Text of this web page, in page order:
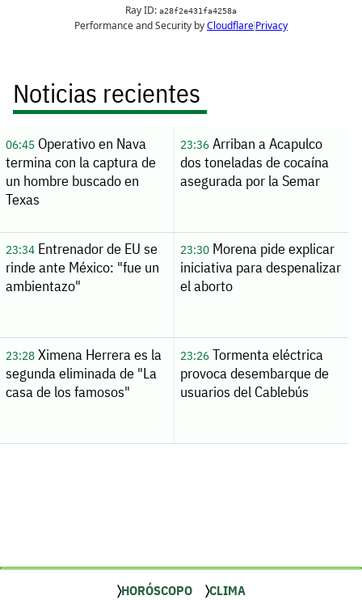
Noticias recientes
06:45Operativo en Nava
termina con la captura de
un hombre buscado en
Texas
23:36Arriban a Acapulco
dos toneladas de cocaína
asegurada por la Semar
23:34Entrenador de EU se
rinde ante México: "fue un
ambientazo"
23:30Morena pide explicar
iniciativa para despenalizar
el aborto
23:28Ximena Herrera es la
segunda eliminada de "La
casa de los famosos"
23:26Tormenta eléctrica
provoca desembarque de
usuarios del Cablebús
HORÓSCOPO CLIMA